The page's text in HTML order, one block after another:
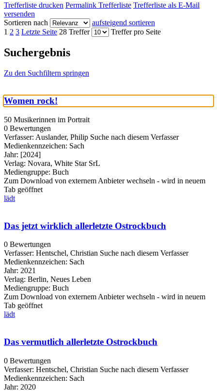
Trefferliste drucken Permalink Trefferliste Trefferliste als E-Mail
versenden
Sortieren nach
aufsteigend sortieren
1 2 3 Letzte Seite 28 Treffer Treffer pro Seite
Suchergebnis
Zu den Suchfiltern springen
Women rock!
50 Musikerinnen im Portrait
0 Bewertungen
Verfasser: Auslander, Philip Suche nach diesem Verfasser
Medienkennzeichen: Sach
Jahr: [2024]
Verlag: Novara, White Star SrL
Mediengruppe: Buch
Zum Download von externem Anbieter wechseln - wird in neuem
Tab geöffnet
lädt
Das jetzt wirklich allerletzte Ostrockbuch
0 Bewertungen
Verfasser: Hentschel, Christian Suche nach diesem Verfasser
Medienkennzeichen: Sach
Jahr: 2021
Verlag: Berlin, Neues Leben
Mediengruppe: Buch
Zum Download von externem Anbieter wechseln - wird in neuem
Tab geöffnet
lädt
Das vermutlich allerletzte Ostrockbuch
0 Bewertungen
Verfasser: Hentschel, Christian Suche nach diesem Verfasser
Medienkennzeichen: Sach
Jahr: 2020